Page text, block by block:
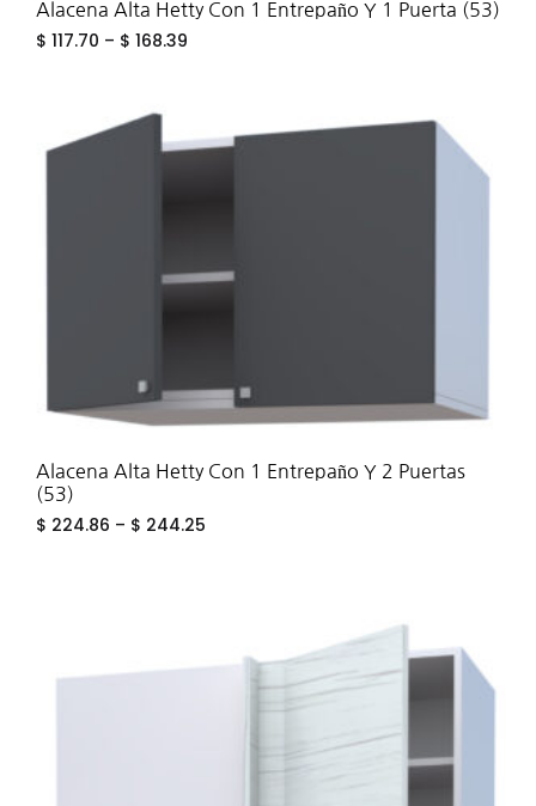
Alacena Alta Hetty Con 1 Entrepaño Y 1 Puerta (53)
$ 117.70 – $ 168.39
Alacena Alta Hetty Con 1 Entrepaño Y 2 Puertas
(53)
$ 224.86 – $ 244.25